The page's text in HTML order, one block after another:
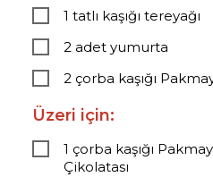
1 tatlı kaşığı tereyağı
2 adet yumurta
2 çorba kaşığı
Üzeri için:
1 çorba kaşığı
Çikolatası